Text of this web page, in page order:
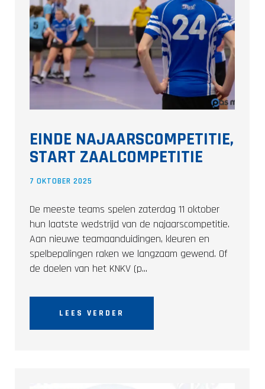
EINDE NAJAARSCOMPETITIE,
START ZAALCOMPETITIE
7 OKTOBER 2025
De meeste teams spelen zaterdag 11 oktober
hun laatste wedstrijd van de najaarscompetitie.
Aan nieuwe teamaanduidingen, kleuren en
spelbepalingen raken we langzaam gewend. Of
de doelen van het KNKV (p...
LEES VERDER